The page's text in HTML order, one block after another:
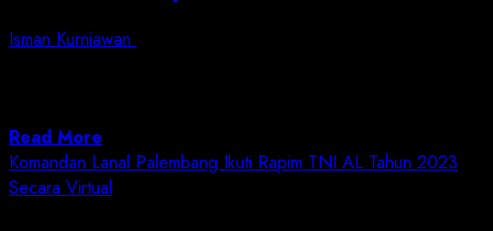
Isman Kurniawan
Read More
Komandan Lanal Palembang Ikuti Rapim TNI AL Tahun 2023
Secara Virtual